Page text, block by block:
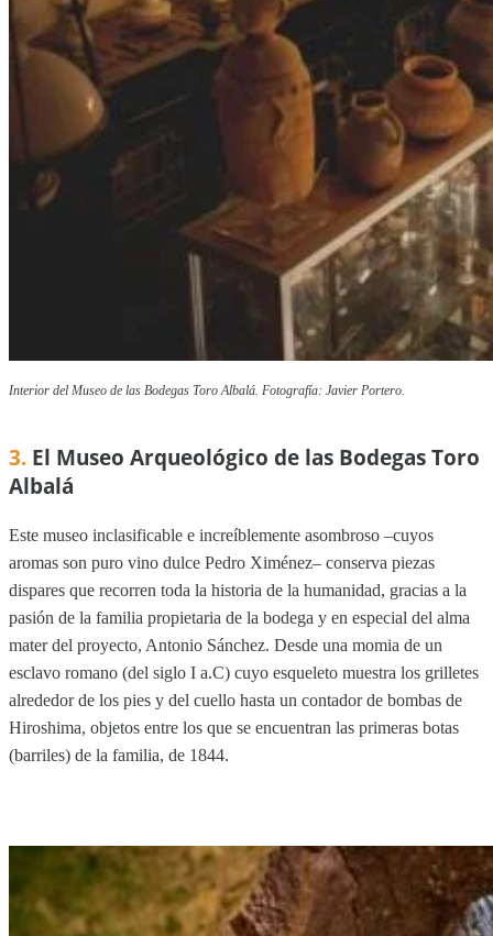
Interior del Museo de las Bodegas Toro Albalá. Fotografía: Javier Portero.
3. El Museo Arqueológico de las Bodegas Toro
Albalá
Este museo inclasificable e increíblemente asombroso –cuyos
aromas son puro vino dulce Pedro Ximénez– conserva piezas
dispares que recorren toda la historia de la humanidad, gracias a la
pasión de la familia propietaria de la bodega y en especial del alma
mater del proyecto, Antonio Sánchez. Desde una momia de un
esclavo romano (del siglo I a.C) cuyo esqueleto muestra los grilletes
alrededor de los pies y del cuello hasta un contador de bombas de
Hiroshima, objetos entre los que se encuentran las primeras botas
(barriles) de la familia, de 1844.